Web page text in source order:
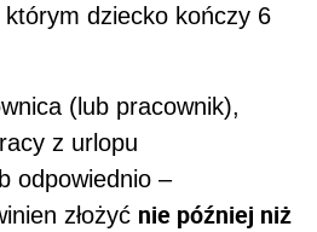
dziecko kończy 6
(lub pracownik),
z urlopu
odpowiednio –
złożyć nie później niż